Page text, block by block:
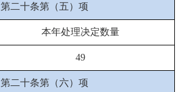
第二十条第（五）项
本年处理决定数量
49
第二十条第（六）项